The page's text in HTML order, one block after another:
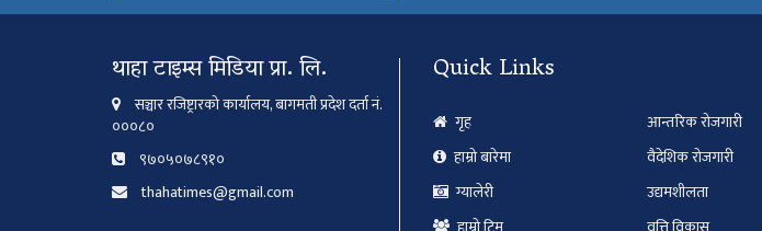
थाहा टाइम्स मिडिया प्रा. लि.
सञ्चार रजिष्ट्रारको कार्यालय, बागमती प्रदेश दर्ता नं.
०००८०
९७०५०७८९१०
thahatimes@gmail.com
Quick Links
गृह
हाम्रो बारेमा
ग्यालेरी
आन्तरिक रोजगारी
वैदेशिक रोजगारी
उद्यमशीलता